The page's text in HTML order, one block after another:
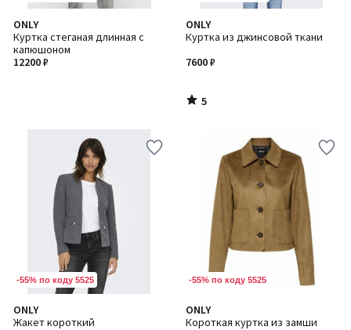
ONLY
Куртка стеганая длинная с
капюшоном
12200 ₽
ONLY
Куртка из джинсовой ткани
7600 ₽
5
/
5
/
-55% по коду 5525
ONLY
Жакет короткий
-55% по коду 5525
ONLY
Короткая куртка из замши